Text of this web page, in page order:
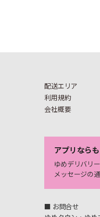
配送エリア
利用規約
会社概要
アプリなら
ゆめデリバリ
メッセージの
■ お問合せ